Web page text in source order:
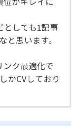
としても1記事
と思います。
ク最適化で
かCVしており